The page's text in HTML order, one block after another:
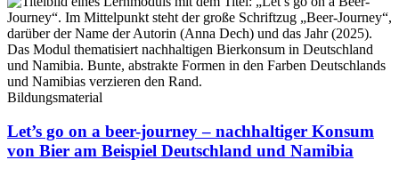
Bildungsmaterial
Let’s go on a beer-journey – nachhaltiger Konsum
von Bier am Beispiel Deutschland und Namibia